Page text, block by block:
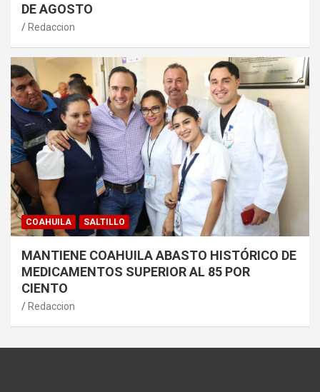
DE AGOSTO
Redaccion
COAHUILA SALTILLO
MANTIENE COAHUILA ABASTO HISTÓRICO DE
MEDICAMENTOS SUPERIOR AL 85 POR
CIENTO
Redaccion